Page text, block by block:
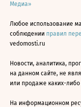
Медиа»
Любое использование
соблюдении правил
vedomosti.ru
Новости, аналитика,
на данном сайте, не
или продаже каких-либо
На информационном